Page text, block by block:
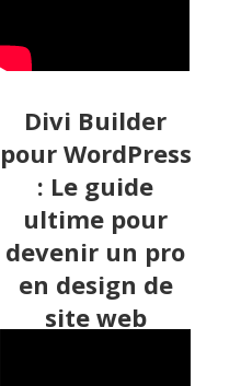
Divi Builder
pour WordPress
: Le guide
ultime pour
devenir un pro
en design de
site web